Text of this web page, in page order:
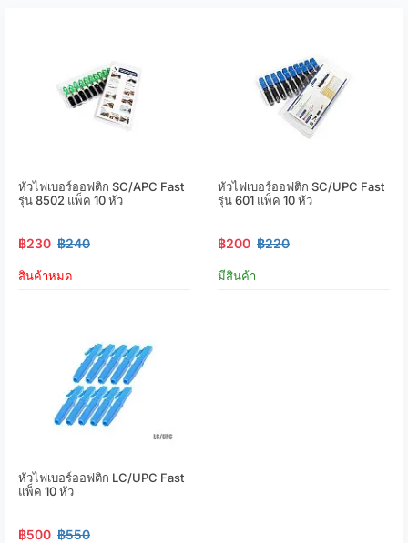
หัวไฟเบอร์ออฟติก SC/APC Fast
รุ่น 8502 แพ็ค 10 หัว
฿230 ฿240
สินค้าหมด
หัวไฟเบอร์ออฟติก SC/UPC Fast
รุ่น 601 แพ็ค 10 หัว
฿200 ฿220
มีสินค้า
หัวไฟเบอร์ออฟติก LC/UPC Fast
แพ็ค 10 หัว
฿500 ฿550